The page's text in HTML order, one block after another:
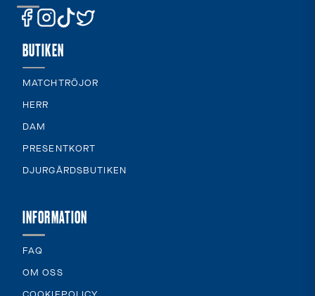
BUTIKEN
MATCHTRÖJOR
HERR
DAM
PRESENTKORT
DJURGÅRDSBUTIKEN
INFORMATION
FAQ
OM OSS